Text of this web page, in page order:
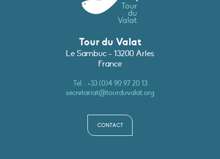
Tour du Valat
Le Sambuc - 13200 Arles
France
Tél. :+33 (0)4 90 97 20 13
secretariat@tourduvalat.org
CONTACT